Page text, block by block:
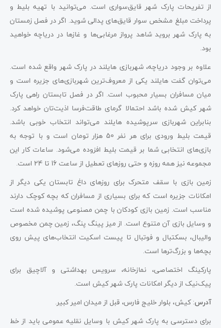
از تفریحات پارک شهر قایق‌سواری است. می‌توانید با تهیه بلیط و
پرداخت مبلغ مشخص سوار قایق‌های پدالی شوید. اگر در فصل زمستان
به پارک شهر بروید شاهد پرواز مرغابی‌ها و غازها در دریاچه خواهید
بود.
علاوه بر وجود دریاچه، شهربازی هایلند در پارک شهر واقع شده است.
می‌توان گفت هایلند یکی از معروف‌ترین شهربازی‌های جزیره است و
میان مسافران بسیار محبوب است. اگر در فصل تابستان راهی پارک
شهر کیش شده باشد احتمالا گرمای طاقت‌فرسا اذیت‌تان خواهد کرد.
بنابراین شهربازی سرپوشیده هایلند می‌تواند انتخاب خوبی باشد.
قیمت بلیط ورودی برای هر نفر 50 هزار تومان است و با توجه به
بازی‌های انتخابی شما بر قیمت بلیط افزوده می‌شود. ساعات کار این
مجموعه نیز همه روزه و حتی روزهای تعطیل از ساعت 16 تا 24 است.
زمین بازی با سقف متحرک برای روزهای داغ تابستان یکی دیگر از
امکانات جزیره است که برای بسیاری از مسافران که بچه کوچک دارند
مناسب است. زمین بازی کودکان با چمن مصنوعی پوشیده شده است
و وسایل بازی آن متنوع است. از میز پینگ پنگ، زمین چمن مخصوص
والیبال، بسکتبال و فوتبال تا پیست اسکیت انتخاب‌های پیش روی
بچه‌ها و بزرگ‌ترها است.
پارکینگ اختصاصی، نمازخانه، سرویس بهداشتی و آلاچیق برای
پیک‌نیک از دیگر امکانات پارک شهر کیش است.
آدرس: کیش، بلوار خلیج فارس، قبل از میدان امیر کبیر.
برای دسترسی به پارک شهر کیش با وسایل نقلیه عمومی باید از خط